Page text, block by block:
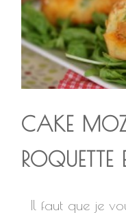
CAKE
Il faut que je